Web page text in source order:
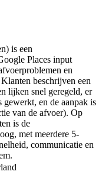
is een
Places input
en
beschrijven een
lijken snel geregeld, er
en de aanpak is
van de afvoer). Op
is de
met meerdere 5-
communicatie en